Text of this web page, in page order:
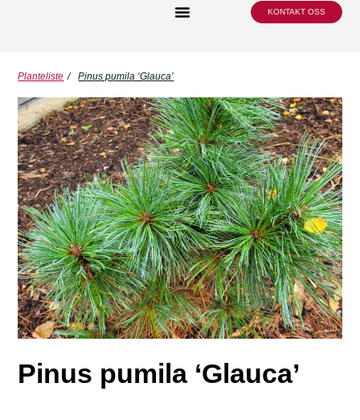
KONTAKT OSS
Planteliste / Pinus pumila ‘Glauca’
Pinus pumila ‘Glauca’